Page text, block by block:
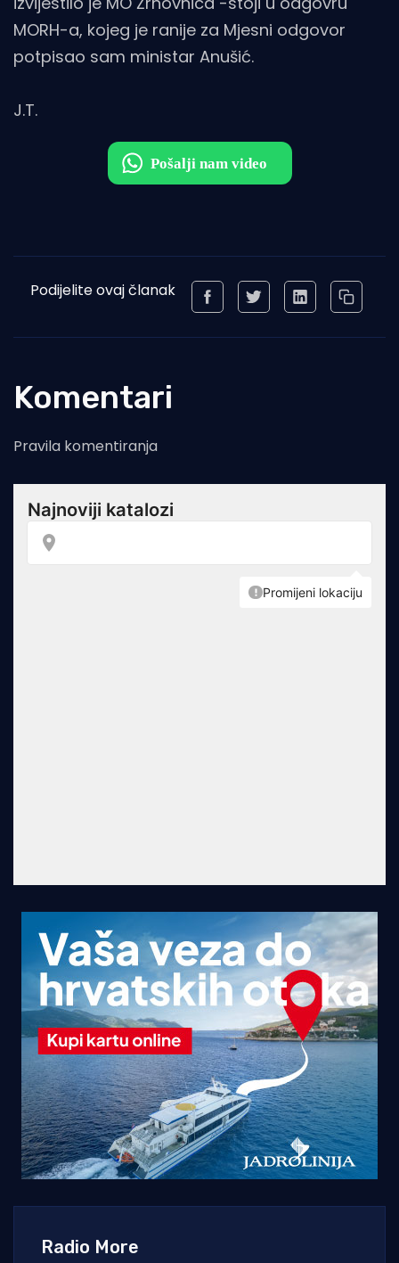
MORH-a, kojeg je ranije za Mjesni odgovor
potpisao sam ministar Anušić.
J.T.
Podijelite ovaj članak
Komentari
Pravila komentiranja
Radio More